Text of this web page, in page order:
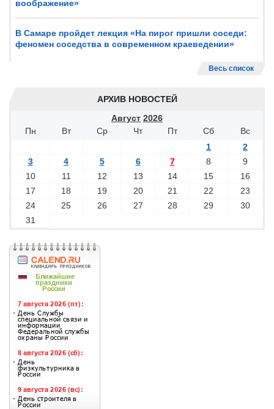
воображение»
В Самаре пройдет лекция «На пирог пришли соседи:
феномен соседства в современном краеведении»
Весь список
АРХИВ НОВОСТЕЙ
Август 2026
Пн
Вт Ср Чт Пт Сб
Вс
1
2
3
4 5 6 7 8
9
10
11 12 13 14 15
16
17
18 19 20 21 22
23
24
25 26 27 28 29
30
31